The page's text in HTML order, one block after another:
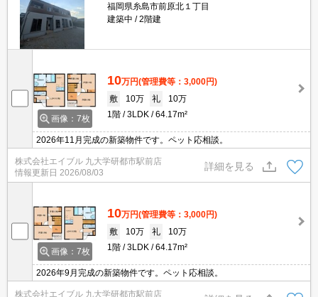
福岡県糸島市前原北１丁目
建築中
2階建
画像：7枚
10万円(管理費等：3,000円)
敷
10万 礼
10万
1階
3LDK 64.17m²
2026年11月完成の新築物件です。ペット応相談。
株式会社エイブル 九大学研都市駅前店
情報更新日 2026/08/03
詳細を見る
画像：7枚
10万円(管理費等：3,000円)
敷
10万 礼
10万
1階
3LDK 64.17m²
2026年9月完成の新築物件です。ペット応相談。
株式会社エイブル 九大学研都市駅前店